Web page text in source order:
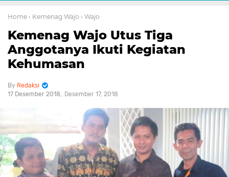
Home › Kemenag Wajo › Wajo
Kemenag Wajo Utus Tiga
Anggotanya Ikuti Kegiatan
Kehumasan
Redaksi
17 Desember 2018
Desember 17, 2018